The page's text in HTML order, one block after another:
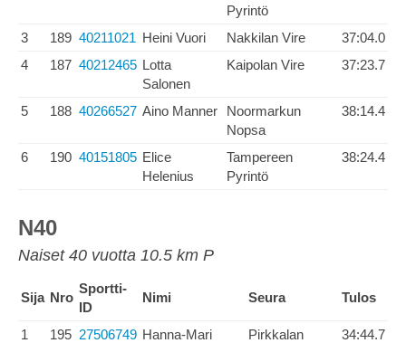
Pyrintö
3 189 40211021 Heini Vuori Nakkilan Vire
37:04.0
4
187 40212465 Lotta
Salonen
Kaipolan Vire 37:23.7
5 188 40266527 Aino Manner
Noormarkun
Nopsa
38:14.4
6 190 40151805 Elice
Helenius
Tampereen
Pyrintö
38:24.4
N40
Naiset 40 vuotta 10.5 km P
Sija Nro
Sportti-
ID
Nimi Seura Tulos
1 195 27506749 Hanna-Mari
Pirkkalan
34:44.7